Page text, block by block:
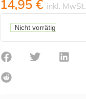
14,95 € inkl. MwSt.
Nicht vorrätig